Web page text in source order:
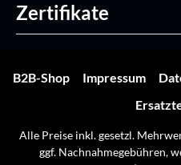
Zertifikate
B2B-Shop Impressum
Alle Preise inkl. gesetzl.
ggf. Nachnahmegebühren,